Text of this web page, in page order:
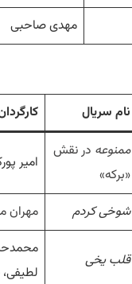
مهدی صاحبی
نام سریال
ممنوعه در نقش
«برکه»
امیر
شوخی کردم
مهران
قلب یخی